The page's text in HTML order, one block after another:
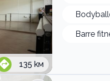
135 км
Barre